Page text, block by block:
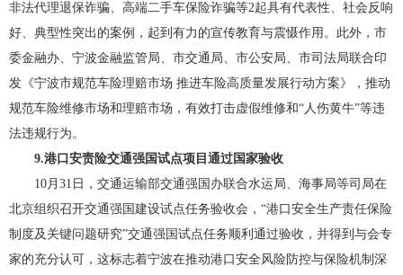
非法代理退保诈骗、高端二手车保险诈骗等2起具有代表性、社会反响
好、典型性突出的案例，起到有力的宣传教育与震慑作用。此外，市
委金融办、宁波金融监管局、市交通局、市公安局、市司法局联合印
发《宁波市规范车险理赔市场 推进车险高质量发展行动方案》，推动
规范车险维修市场和理赔市场，有效打击虚假维修和“人伤黄牛”等违
法违规行为。
9.港口安责险交通强国试点项目通过国家验收
10月31日，交通运输部交通强国办联合水运局、海事局等司局在
北京组织召开交通强国建设试点任务验收会，“港口安全生产责任保险
制度及关键问题研究”交通强国试点任务顺利通过验收，并得到与会专
家的充分认可，这标志着宁波在推动港口安全风险防控与保险机制深